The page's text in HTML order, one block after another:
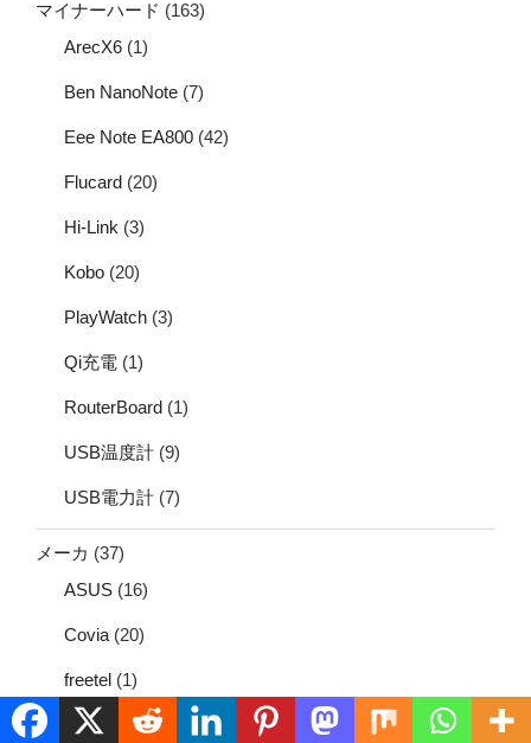
マイナーハード (163)
ArecX6 (1)
Ben NanoNote (7)
Eee Note EA800 (42)
Flucard (20)
Hi-Link (3)
Kobo (20)
PlayWatch (3)
Qi充電 (1)
RouterBoard (1)
USB温度計 (9)
USB電力計 (7)
メーカ (37)
ASUS (16)
Covia (20)
freetel (1)
モニター